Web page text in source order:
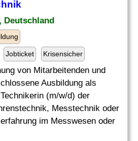
Deutschland
Jobticket Krisensicher
von Mitarbeitenden und
Ausbildung als
(m/w/d) der
Messtechnik oder
im Messwesen oder